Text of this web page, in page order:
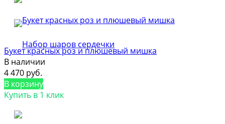
Букет красных роз и плюшевый мишка
В наличии
4 470 руб.
В корзину
Купить в 1 клик